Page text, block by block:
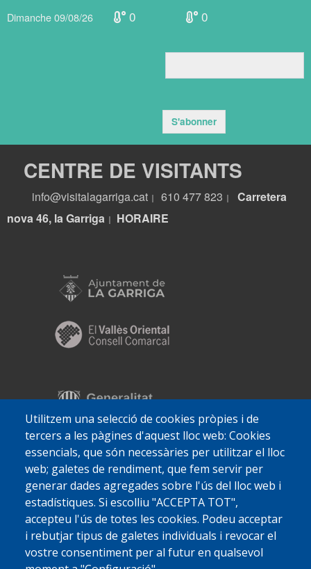
Utilitzem una selecció de cookies pròpies i de
tercers a les pàgines d'aquest lloc web: Cookies
essencials, que són necessàries per utilitzar el lloc
web; galetes de rendiment, que fem servir per
generar dades agregades sobre l'ús del lloc web i
estadístiques. Si escolliu "ACCEPTA TOT",
accepteu l'ús de totes les cookies. Podeu acceptar
i rebutjar tipus de galetes individuals i revocar el
vostre consentiment per al futur en qualsevol
Dimanche 09/08/26 0 0
S'abonner
CENTRE DE VISITANTS
info@visitalagarriga.cat 610 477 823
Carretera
nova 46, la Garriga
HORAIRE